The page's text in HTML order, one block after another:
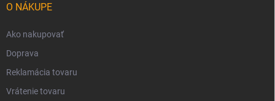
O NÁKUPE
Ako nakupovať
Doprava
Reklamácia tovaru
Vrátenie tovaru